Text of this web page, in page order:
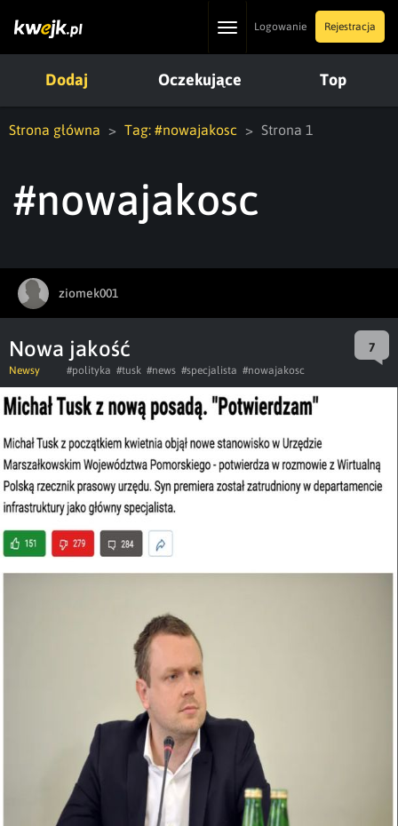
ToggleLogowanie Rejestracja
Dodaj Oczekujące Top
Strona główna Tag: #nowajakosc Strona 1
#nowajakosc
ziomek001
Nowa jakość 7
Newsy #polityka #tusk #news #specjalista #nowajakosc